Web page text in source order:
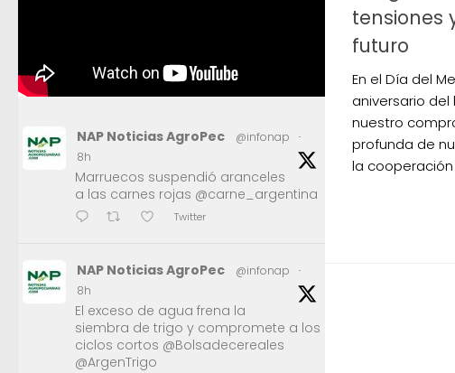
tensiones
futuro
En el Día del
aniversario
nuestro
profunda de
la cooperación
NAP Noticias AgroPec @infonap
·
8h
Marruecos suspendió aranceles
a las carnes rojas @carne_argentina
Twitter
NAP Noticias AgroPec @infonap
·
8h
El exceso de agua frena la
siembra de trigo y compromete a los
ciclos cortos @Bolsadecereales
@ArgenTrigo